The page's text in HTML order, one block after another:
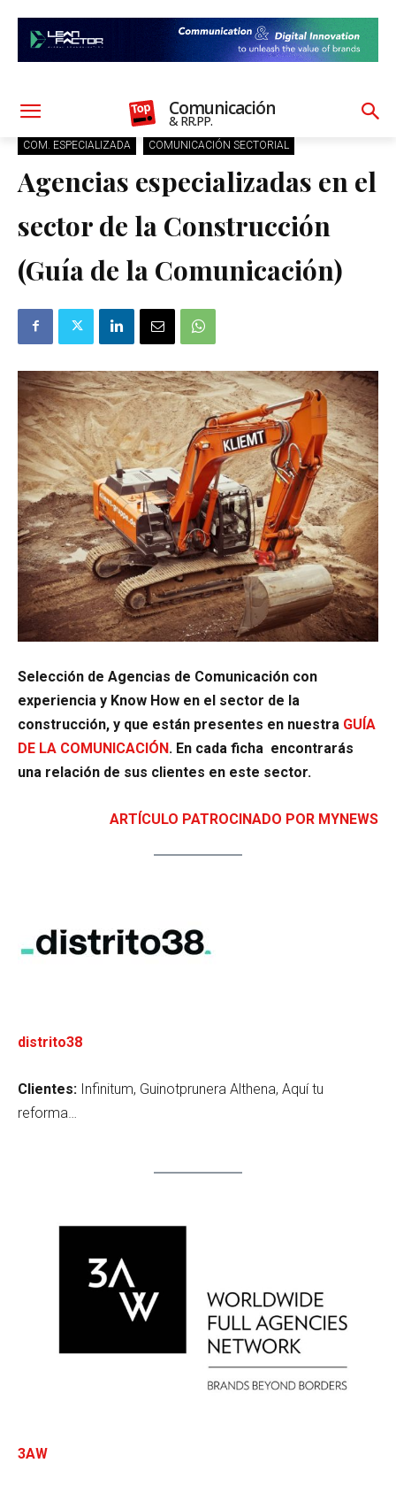
Comunicación
& RR.PP.
COM. ESPECIALIZADA COMUNICACIÓN SECTORIAL
Agencias especializadas en el
sector de la Construcción
(Guía de la Comunicación)
Selección de Agencias de Comunicación con
experiencia y Know How en el sector de la
construcción, y que están presentes en nuestra GUÍA
DE LA COMUNICACIÓN. En cada ficha encontrarás
una relación de sus clientes en este sector.
ARTÍCULO PATROCINADO POR MYNEWS
distrito38
Clientes: Infinitum, Guinotprunera Althena, Aquí tu
reforma…
3AW